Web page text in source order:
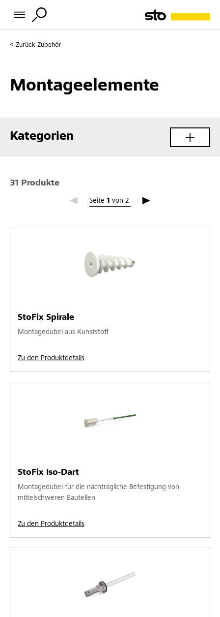
Zurück Zubehör
Montageelemente
Kategorien
31 Produkte
Seite 1 von 2
Seite 1
StoFix Spirale
Montagedübel aus Kunststoff
Zu den Produktdetails
StoFix Iso-Dart
Montagedübel für die nachträgliche Befestigung von
mittelschweren Bauteilen
Zu den Produktdetails